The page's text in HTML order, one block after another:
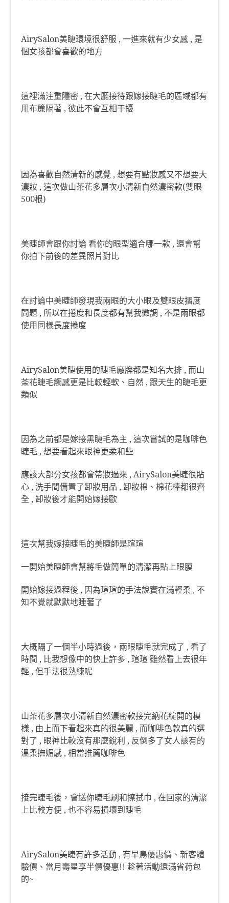
AirySalon美睫環境很舒服 , 一進來就有少女感 , 是
個女孩都會喜歡的地方
這裡滿注重隱密 , 在大廳接待跟嫁接睫毛的區域都有
用布簾隔著 , 彼此不會互相干擾
因為喜歡自然清新的感覺 , 想要有點妝感又不想要大
濃妝 , 這次做山茶花多層次小清新自然濃密款(雙眼
500根)
美睫師會跟你討論 看你的眼型適合哪一款 , 還會幫
你拍下前後的差異照片對比
在討論中美睫師發現我兩眼的大小眼及雙眼皮摺度
問題 , 所以在捲度和長度都有幫我微調 , 不是兩眼都
使用同樣長度捲度
AirySalon美睫使用的睫毛廠牌都是知名大排 , 而山
茶花睫毛觸感更是比較輕軟、自然 , 跟天生的睫毛更
類似
因為之前都是嫁接黑睫毛為主 , 這次嘗試的是咖啡色
睫毛 , 想要看起來眼神更柔和些
應該大部分女孩都會帶妝過來 , AirySalon美睫很貼
心 , 洗手間備置了卸妝用品 , 卸妝棉、棉花棒都很齊
全 , 卸妝後才能開始嫁接歐
這次幫我嫁接睫毛的美睫師是瑄瑄
一開始美睫師會幫將毛做簡單的清潔再貼上眼膜
開始嫁接過程後 , 因為瑄瑄的手法說實在滿輕柔 , 不
知不覺就默默地睡著了
大概隔了一個半小時過後，兩眼睫毛就完成了 , 看了
時間 , 比我想像中的快上許多 , 瑄瑄 雖然看上去很年
輕 , 但手法很熟練呢
山茶花多層次小清新自然濃密款接完納花綻開的模
樣 , 由上而下看起來真的很美麗 , 而咖啡色款真的選
對了 , 眼神比較沒有那麼銳利 , 反倒多了女人該有的
溫柔撫媚感 , 相當推薦咖啡色
接完睫毛後，會送你睫毛刷和擦拭巾 , 在回家的清潔
上比較方便 , 也不容易損壞到睫毛
AirySalon美睫有許多活動 , 有早鳥優惠價、新客體
驗價、當月壽星享半價優惠!! 趁著活動還滿省荷包
的~